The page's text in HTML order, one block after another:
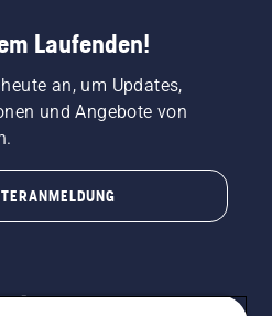
Laufenden!
an, um Updates,
und Angebote von